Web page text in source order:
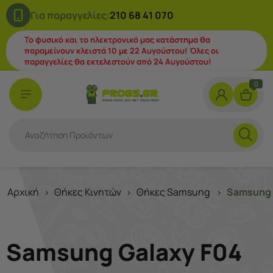
Για παραγγελίες:210 68 41 070
Το φυσικό και το ηλεκτρονικό μας κατάστημα θα
παραμείνουν κλειστά 10 με 22 Αυγούστου! Όλες οι
παραγγελίες θα εκτελεστούν από 24 Αυγούστου!
0
Αρχική > Θήκες Κινητών > Θήκες Samsung > Samsung
Samsung Galaxy F04